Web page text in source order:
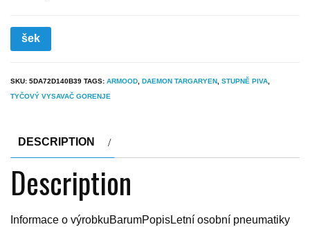
šek
SKU: 5DA72D140B39 TAGS: ARMOOD, DAEMON TARGARYEN, STUPNĚ PIVA,
TYČOVÝ VYSAVAČ GORENJE
DESCRIPTION
Description
Informace o výrobkuBarumPopisLetní osobní pneumatiky